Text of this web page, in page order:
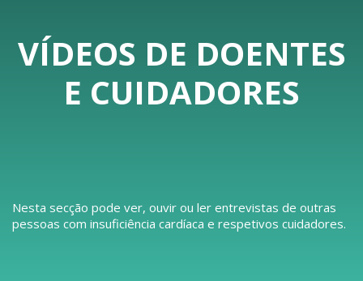
VÍDEOS DE DOENTES
E CUIDADORES
Nesta secção pode ver, ouvir ou ler entrevistas de outras
pessoas com insuficiência cardíaca e respetivos cuidadores.